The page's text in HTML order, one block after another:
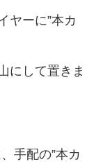
ヤーに”本カ
にして置きま
手配の”本カ